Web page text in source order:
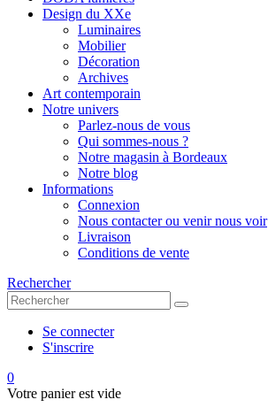
Design du XXe
Luminaires
Mobilier
Décoration
Archives
Art contemporain
Notre univers
Parlez-nous de vous
Qui sommes-nous ?
Notre magasin à Bordeaux
Notre blog
Informations
Connexion
Nous contacter ou venir nous voir
Livraison
Conditions de vente
Rechercher
Se connecter
S'inscrire
0
Votre panier est vide